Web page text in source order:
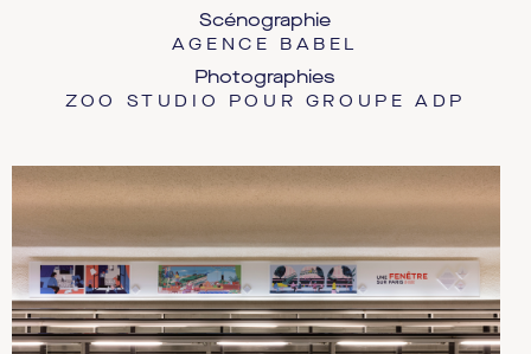
Scénographie
AGENCE BABEL
Photographies
ZOO STUDIO POUR GROUPE ADP